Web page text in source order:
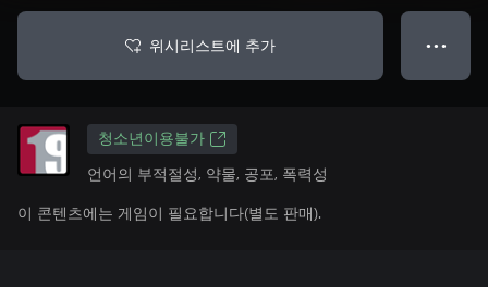
위시리스트에 추가 ● ● ●
청소년이용불가
언어의 부적절성, 약물, 공포, 폭력성
이 콘텐츠에는 게임이 필요합니다(별도 판매).